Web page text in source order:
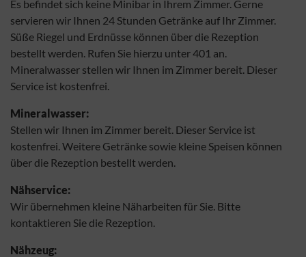
Es befindet sich keine Minibar in Ihrem Zimmer. Gerne
servieren wir Ihnen 24 Stunden Getränke auf Ihr Zimmer.
Süße Riegel und Erdnüsse können über die Rezeption
bestellt werden. Rufen Sie hierzu unter 401 an.
Mineralwasser stellen wir Ihnen im Zimmer bereit. Dieser
Service ist kostenfrei.
Mineralwasser:
Stellen wir Ihnen im Zimmer bereit. Dieser Service ist
kostenfrei. Weitere Getränke sowie kleine Speisen können
über die Rezeption bestellt werden.
Nähservice:
Wir übernehmen kleine Näharbeiten für Sie. Bitte
kontaktieren Sie die Rezeption.
Nähzeug: